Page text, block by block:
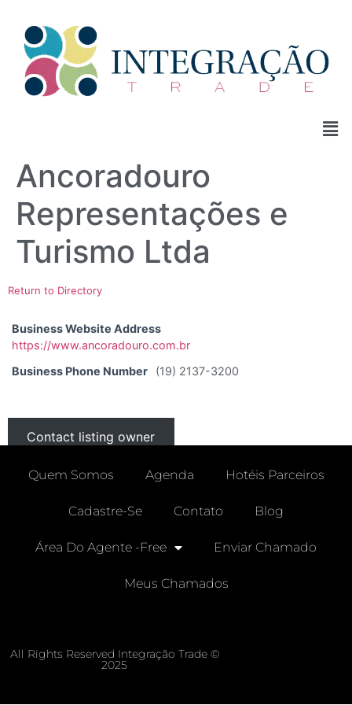
Ancoradouro
Representações e
Turismo Ltda
Return to Directory
Business Website Address
https://www.ancoradouro.com.br
Business Phone Number
(19) 2137-3200
Contact listing owner
Quem Somos Agenda Hotéis Parceiros
Cadastre-Se Contato Blog
Área Do Agente -free Enviar Chamado
Meus Chamados
All Rights Reserved Integração Trade ©
2025